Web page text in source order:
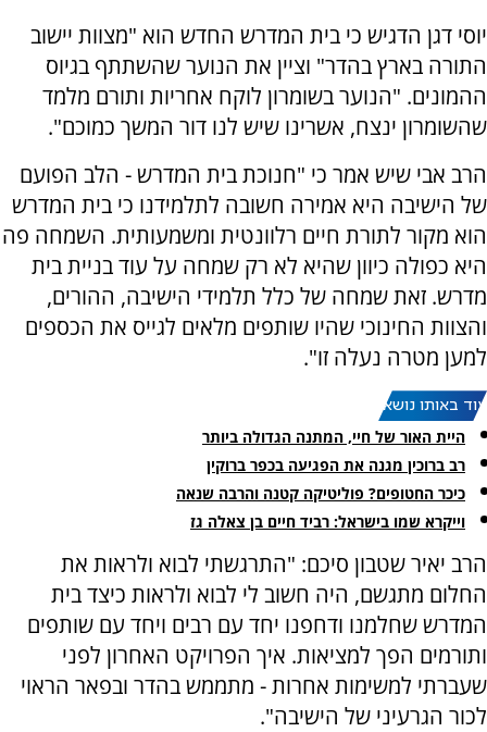
יוסי דגן הדגיש כי בית המדרש החדש הוא "מצוות יישוב
התורה בארץ בהדר" וציין את הנוער שהשתתף בגיוס
ההמונים. "הנוער בשומרון לוקח אחריות ותורם מלמד
שהשומרון ינצח, אשרינו שיש לנו דור המשך כמוכם".
הרב אבי שיש אמר כי "חנוכת בית המדרש - הלב הפועם
של הישיבה היא אמירה חשובה לתלמידנו כי בית המדרש
הוא מקור לתורת חיים רלוונטית ומשמעותית. השמחה פה
היא כפולה כיוון שהיא לא רק שמחה על עוד בניית בית
מדרש. זאת שמחה של כלל תלמידי הישיבה, ההורים,
והצוות החינוכי שהיו שותפים מלאים לגייס את הכספים
למען מטרה נעלה זו".
עוד באותו נושא:
היית האור של חיי, המתנה הגדולה ביותר
רב ברוכין מגנה את הפגיעה בכפר ברוקין
כיכר החטופים? פוליטיקה קטנה והרבה שנאה
וייקרא שמו בישראל: רביד חיים בן צאלה גז
הרב יאיר שטבון סיכם: "התרגשתי לבוא ולראות את
החלום מתגשם, היה חשוב לי לבוא ולראות כיצד בית
המדרש שחלמנו ודחפנו יחד עם רבים ויחד עם שותפים
ותורמים הפך למציאות. איך הפרויקט האחרון לפני
שעברתי למשימות אחרות - מתממש בהדר ובפאר הראוי
לכור הגרעיני של הישיבה".